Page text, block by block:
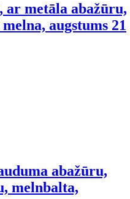
ar metāla abažūru,
augstums 21
abažūru,
melnbalta,